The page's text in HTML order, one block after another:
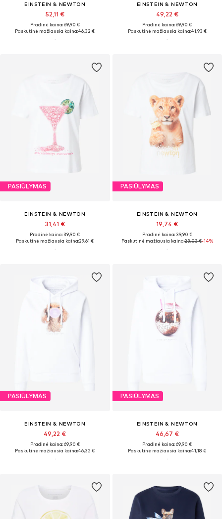
EINSTEIN & NEWTON
52,11 €
Pradinė kaina: 69,90 €
Paskutinė mažiausia kaina:46,32 €
EINSTEIN & NEWTON
49,22 €
Pradinė kaina: 69,90 €
Paskutinė mažiausia kaina:41,93 €
PASIŪLYMAS
EINSTEIN & NEWTON
31,41 €
Pradinė kaina: 39,90 €
Paskutinė mažiausia kaina:29,61 €
PASIŪLYMAS
EINSTEIN & NEWTON
19,74 €
Pradinė kaina: 39,90 €
Paskutinė mažiausia kaina:23,03 €-14%
PASIŪLYMAS
EINSTEIN & NEWTON
49,22 €
Pradinė kaina: 69,90 €
Paskutinė mažiausia kaina:46,32 €
PASIŪLYMAS
EINSTEIN & NEWTON
46,67 €
Pradinė kaina: 69,90 €
Paskutinė mažiausia kaina:41,18 €